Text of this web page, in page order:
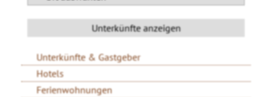
Unterkünfte & Gastgeber
Hotels
Ferienwohnungen